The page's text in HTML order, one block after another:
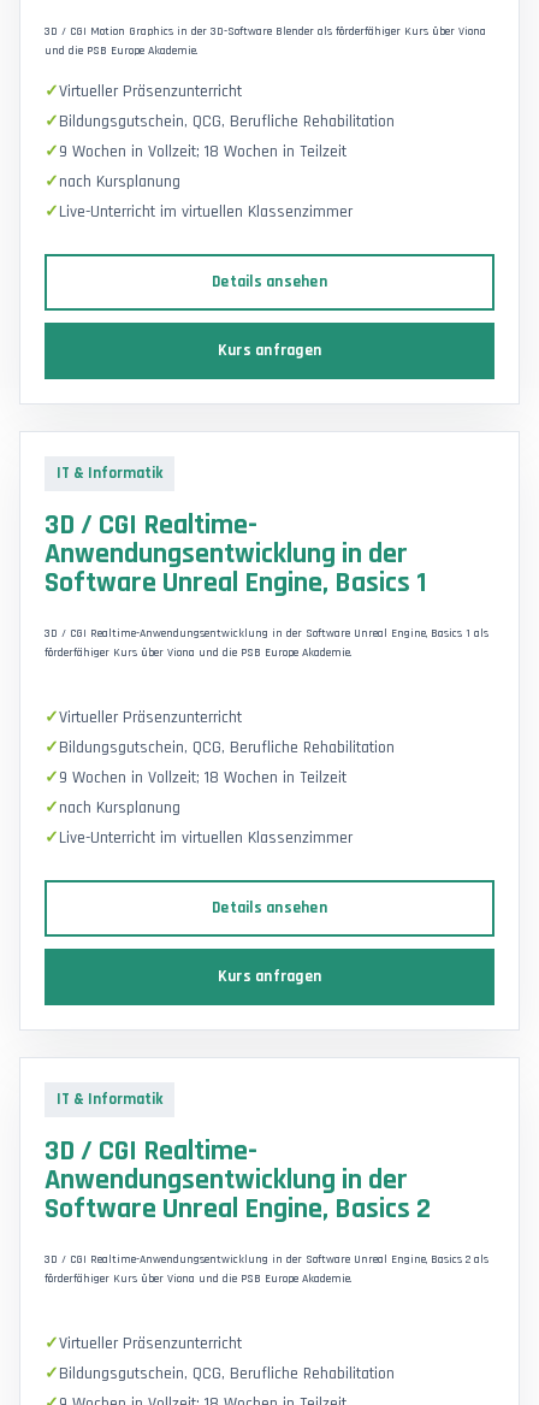
3D / CGI Motion Graphics in der 3D-Software Blender als förderfähiger Kurs über Viona
und die PSB Europe Akademie.
Virtueller Präsenzunterricht
Bildungsgutschein, QCG, Berufliche Rehabilitation
9 Wochen in Vollzeit; 18 Wochen in Teilzeit
nach Kursplanung
Live-Unterricht im virtuellen Klassenzimmer
Details ansehen
Kurs anfragen
IT & Informatik
3D / CGI Realtime-
Anwendungsentwicklung in der
Software Unreal Engine, Basics 1
3D / CGI Realtime-Anwendungsentwicklung in der Software Unreal Engine, Basics 1 als
förderfähiger Kurs über Viona und die PSB Europe Akademie.
Virtueller Präsenzunterricht
Bildungsgutschein, QCG, Berufliche Rehabilitation
9 Wochen in Vollzeit; 18 Wochen in Teilzeit
nach Kursplanung
Live-Unterricht im virtuellen Klassenzimmer
Details ansehen
Kurs anfragen
IT & Informatik
3D / CGI Realtime-
Anwendungsentwicklung in der
Software Unreal Engine, Basics 2
3D / CGI Realtime-Anwendungsentwicklung in der Software Unreal Engine, Basics 2 als
förderfähiger Kurs über Viona und die PSB Europe Akademie.
Virtueller Präsenzunterricht
Bildungsgutschein, QCG, Berufliche Rehabilitation